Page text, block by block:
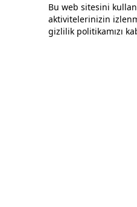
Bu web sitesini
aktivitelerinizin
gizlilik politikamızı